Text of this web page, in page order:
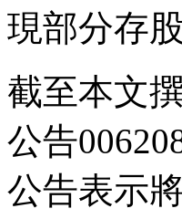
現部分存
截至本文
公告
公告表示